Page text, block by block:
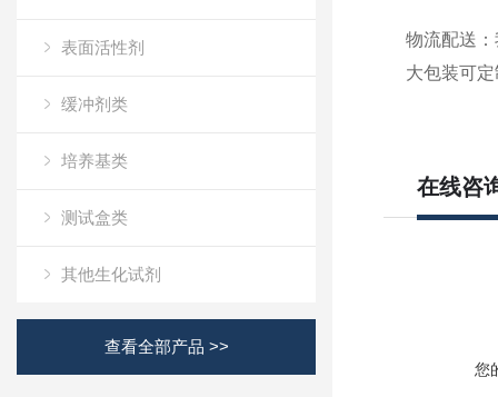
表面活性剂
缓冲剂类
培养基类
测试盒类
其他生化试剂
查看全部产品 >>
物流配送
大包装可
在线咨
您